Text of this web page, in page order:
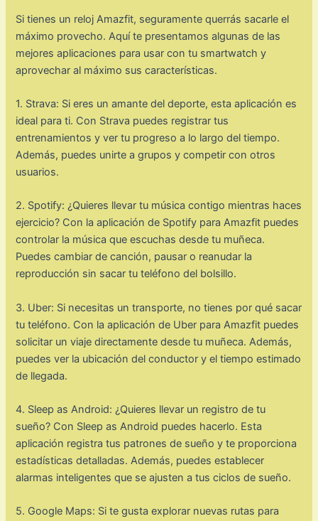
Si tienes un reloj Amazfit, seguramente querrás sacarle el
máximo provecho. Aquí te presentamos algunas de las
mejores aplicaciones para usar con tu smartwatch y
aprovechar al máximo sus características.
1. Strava: Si eres un amante del deporte, esta aplicación es
ideal para ti. Con Strava puedes registrar tus
entrenamientos y ver tu progreso a lo largo del tiempo.
Además, puedes unirte a grupos y competir con otros
usuarios.
2. Spotify: ¿Quieres llevar tu música contigo mientras haces
ejercicio? Con la aplicación de Spotify para Amazfit puedes
controlar la música que escuchas desde tu muñeca.
Puedes cambiar de canción, pausar o reanudar la
reproducción sin sacar tu teléfono del bolsillo.
3. Uber: Si necesitas un transporte, no tienes por qué sacar
tu teléfono. Con la aplicación de Uber para Amazfit puedes
solicitar un viaje directamente desde tu muñeca. Además,
puedes ver la ubicación del conductor y el tiempo estimado
de llegada.
4. Sleep as Android: ¿Quieres llevar un registro de tu
sueño? Con Sleep as Android puedes hacerlo. Esta
aplicación registra tus patrones de sueño y te proporciona
estadísticas detalladas. Además, puedes establecer
alarmas inteligentes que se ajusten a tus ciclos de sueño.
5. Google Maps: Si te gusta explorar nuevas rutas para